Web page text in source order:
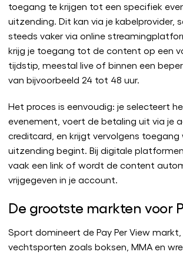
toegang te krijgen tot een specifiek
uitzending. Dit kan via je kabelprovider,
steeds vaker via online
krijg je toegang tot de content op een
tijdstip, meestal live of binnen een
van bijvoorbeeld 24 tot 48 uur.
Het proces is eenvoudig: je selecteert
evenement, voert de betaling uit via je
creditcard, en krijgt vervolgens toegang
uitzending begint. Bij digitale
vaak een link of wordt de content
vrijgegeven in je account.
De grootste markten voor
Sport domineert de Pay Per View
vechtsporten zoals boksen, MMA en